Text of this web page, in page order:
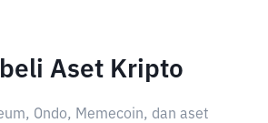
Aset Kripto
Ondo, Memecoin, dan aset